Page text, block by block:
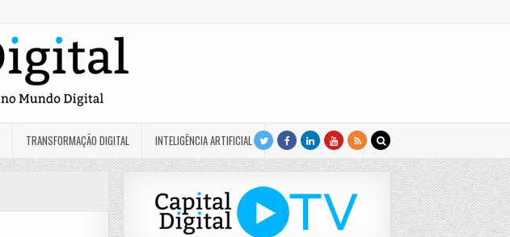
TRANSFORMAÇÃO DIGITAL INTELIGÊNCIA ARTIFICIAL